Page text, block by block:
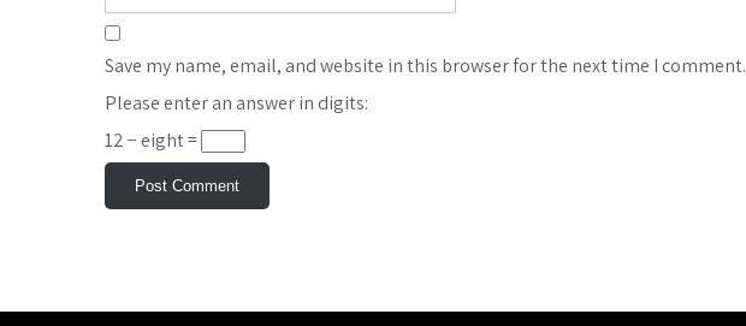
Save my name, email, and website in this browser for the next time I comment.
Please enter an answer in digits:
12 − eight =